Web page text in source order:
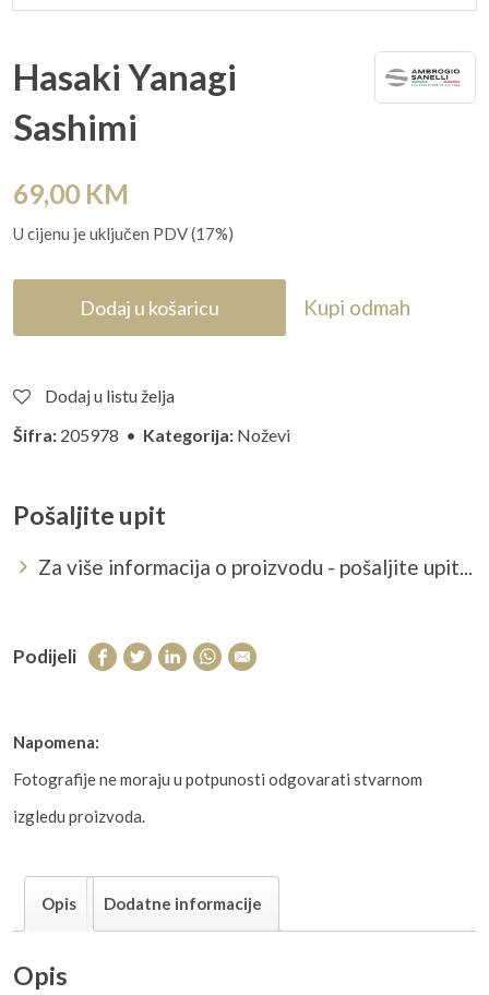
Hasaki Yanagi
Sashimi
69,00 KM
U cijenu je uključen PDV (17%)
Dodaj u košaricu Kupi odmah
Dodaj u listu želja
Šifra: 205978 • Kategorija: Noževi
Pošaljite upit
Za više informacija o proizvodu - pošaljite upit...
Podijeli
Napomena:
Fotografije ne moraju u potpunosti odgovarati stvarnom
izgledu proizvoda.
Opis Dodatne informacije
Opis